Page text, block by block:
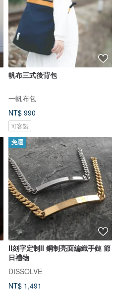
帆布三式後背包
一帆布包
NT$ 990
可客製
免運
II刻字定制II 鋼制亮面編織手鏈 節
日禮物
DISSOLVE
NT$ 1,491